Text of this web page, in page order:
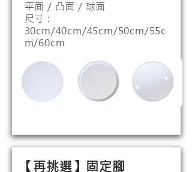
平面 / 凸面 / 球面
​尺寸 :
30cm/40cm/45cm/50cm/55c
m/60cm
【​再挑選】固定腳